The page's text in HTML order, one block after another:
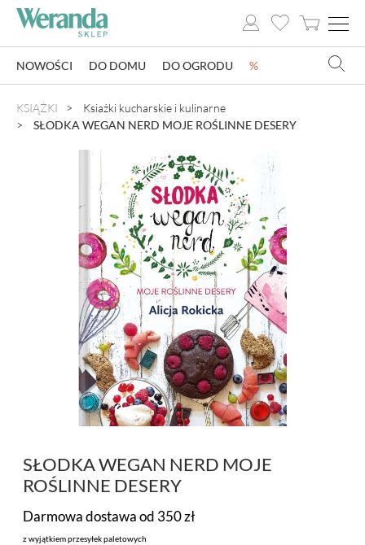
NOWOŚCI
SZKLARNIE OGRODOWE
OZDOBY ŚWIĄTECZNE
DLA DZIECI
POMYSŁ NA PREZENT
PROMOCJA
NOWOŚCI DO DOMU DO OGRODU %
KSIĄŻKI
Ksiażki kucharskie i kulinarne
SŁODKA WEGAN NERD MOJE ROŚLINNE DESERY
SŁODKA WEGAN NERD MOJE
ROŚLINNE DESERY
Darmowa dostawa od 350 zł
z wyjątkiem przesyłek paletowych